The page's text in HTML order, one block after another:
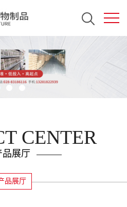
CENTER
品展厅
品展厅